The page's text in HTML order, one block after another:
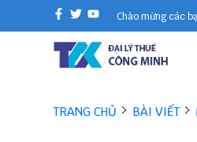
Chào mừng các
TRANG CHỦ BÀI VIẾT